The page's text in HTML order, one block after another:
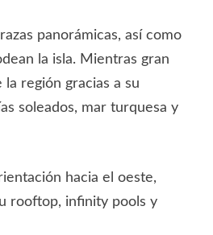
panorámicas, así como
la isla. Mientras gran
región gracias a su
soleados, mar turquesa y
hacia el oeste,
rooftop, infinity pools y